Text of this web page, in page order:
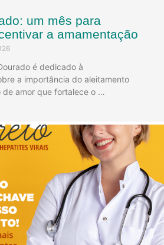
um mês para
a amamentação
é dedicado à
a importância do aleitamento
de amor que fortalece o …